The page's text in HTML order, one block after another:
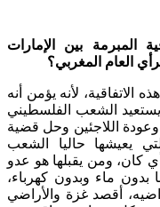
المبرمة بين الإمارات
العام المغربي؟
الاتفاقية، لأنه يؤمن أنه
الشعب الفلسطيني
اللاجئين وحل قضية
يعيشها حاليا الشعب
كان، ومن يقبلها هو عدو
بدون ماء وبدون كهرباء،
أقصد غزة والأراضي